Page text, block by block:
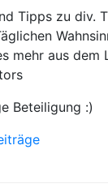
Tipps zu div.
mehr aus dem
Beteiligung :)